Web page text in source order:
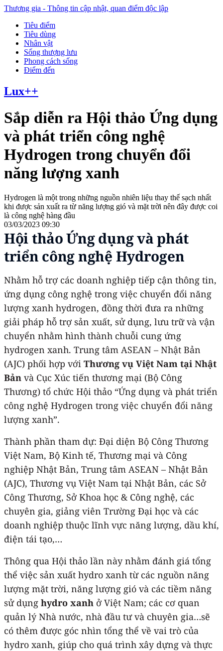
Thương gia - Thông tin cập nhật, quan điểm độc lập
Tiêu điểm
Tiêu dùng
Nhân vật
Sống thượng lưu
Phong cách sống
Điểm đến
Lux++
Sắp diễn ra Hội thảo Ứng dụng
và phát triển công nghệ
Hydrogen trong chuyển đổi
năng lượng xanh
Hydrogen là một trong những nguồn nhiên liệu thay thế sạch nhất
khi được sản xuất ra từ năng lượng gió và mặt trời nên đây được coi
là công nghệ hàng đầu
03/03/2023 09:30
Hội thảo Ứng dụng và phát
triển công nghệ Hydrogen
Nhằm hỗ trợ các doanh nghiệp tiếp cận thông tin,
ứng dụng công nghệ trong việc chuyển đổi năng
lượng xanh hydrogen, đồng thời đưa ra những
giải pháp hỗ trợ sản xuất, sử dụng, lưu trữ và vận
chuyển nhằm hình thành chuỗi cung ứng
hydrogen xanh. Trung tâm ASEAN – Nhật Bản
(AJC) phối hợp với Thương vụ Việt Nam tại Nhật
Bản và Cục Xúc tiến thương mại (Bộ Công
Thương) tổ chức Hội thảo “Ứng dụng và phát triển
công nghệ Hydrogen trong việc chuyển đổi năng
lượng xanh”.
Thành phần tham dự: Đại diện Bộ Công Thương
Việt Nam, Bộ Kinh tế, Thương mại và Công
nghiệp Nhật Bản, Trung tâm ASEAN – Nhật Bản
(AJC), Thương vụ Việt Nam tại Nhật Bản, các Sở
Công Thương, Sở Khoa học & Công nghệ, các
chuyên gia, giảng viên Trường Đại học và các
doanh nghiệp thuộc lĩnh vực năng lượng, dầu khí,
điện tái tạo,…
Thông qua Hội thảo lần này nhằm đánh giá tổng
thể việc sản xuất hydro xanh từ các nguồn năng
lượng mặt trời, năng lượng gió và các tiềm năng
sử dụng hydro xanh ở Việt Nam; các cơ quan
quản lý Nhà nước, nhà đầu tư và chuyên gia…sẽ
có thêm được góc nhìn tổng thể về vai trò của
hydro xanh, giúp cho quá trình xây dựng và thực